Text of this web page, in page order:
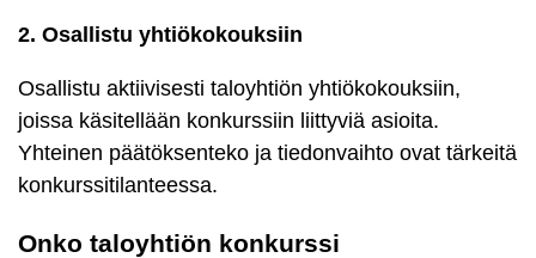
2. Osallistu yhtiökokouksiin
Osallistu aktiivisesti taloyhtiön yhtiökokouksiin,
joissa käsitellään konkurssiin liittyviä asioita.
Yhteinen päätöksenteko ja tiedonvaihto ovat tärkeitä
konkurssitilanteessa.
Onko taloyhtiön konkurssi